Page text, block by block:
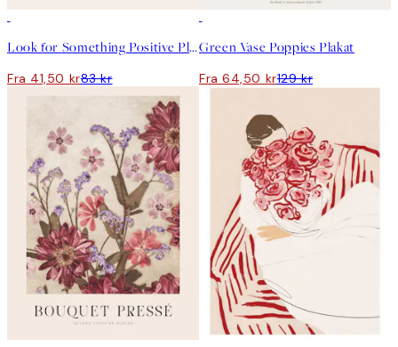
Look for Something Positive Plakat
Fra 41,50 kr83 kr
Green Vase Poppies Plakat
Fra 64,50 kr129 kr